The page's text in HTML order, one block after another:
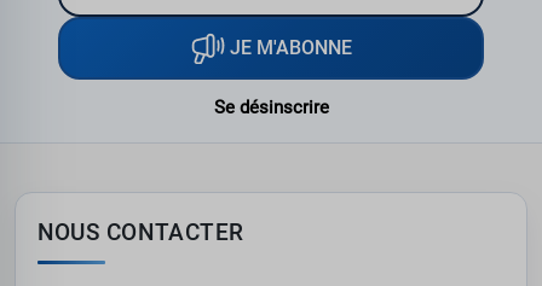
JE M'ABONNE
Se désinscrire
NOUS CONTACTER